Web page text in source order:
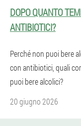
DOPO QUANTO
ANTIBIOTICI?
Perché non puoi bere
con antibiotici, quali
puoi bere alcolici?
20 giugno 2026